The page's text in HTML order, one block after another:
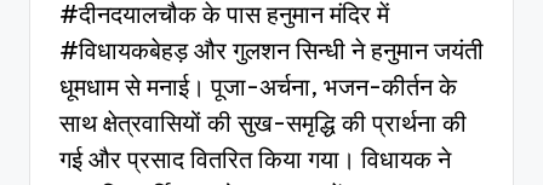
#दीनदयालचौक के पास हनुमान मंदिर में
#विधायकबेहड़ और गुलशन सिन्धी ने हनुमान जयंती
धूमधाम से मनाई। पूजा-अर्चना, भजन-कीर्तन के
साथ क्षेत्रवासियों की सुख-समृद्धि की प्रार्थना की
गई और प्रसाद वितरित किया गया। विधायक ने